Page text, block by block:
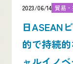
2023/06/14 貿易
日ASEAN
的で持続